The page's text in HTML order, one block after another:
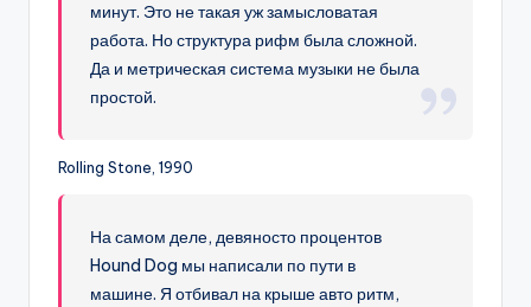
минут. Это не такая уж замысловатая
работа. Но структура рифм была сложной.
Да и метрическая система музыки не была
простой.
Rolling Stone, 1990
На самом деле, девяносто процентов
Hound Dog мы написали по пути в
машине. Я отбивал на крыше авто ритм,